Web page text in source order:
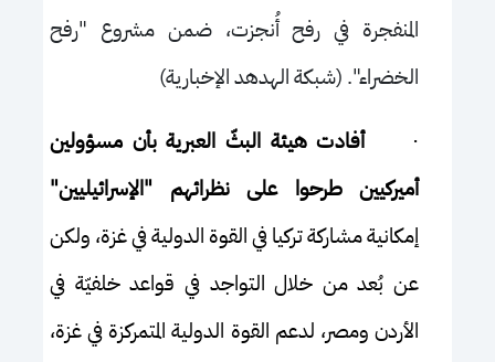
المنفجرة في رفح أُنجزت، ضمن مشروع "رفح
الخضراء". (شبكة الهدهد الإخبارية)
·أفادت هيئة البثّ العبرية بأن مسؤولين
أميركيين طرحوا على نظرائهم "الإسرائيليين"
إمكانية مشاركة تركيا في القوة الدولية في غزة، ولكن
عن بُعد من خلال التواجد في قواعد خلفيّة في
الأردن ومصر، لدعم القوة الدولية المتمركزة في غزة،